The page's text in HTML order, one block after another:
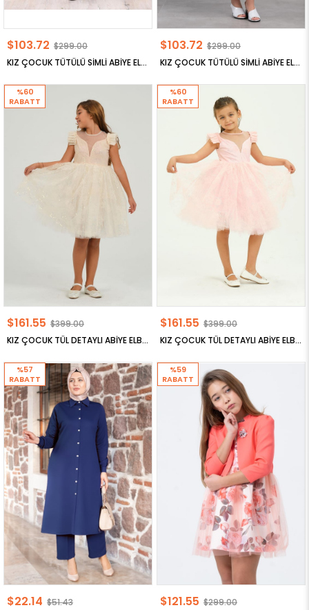
KIZ ÇOCUK TÜTÜLÜ SİMLİ ABİYE ELBİSE
$103.72 $299.00
KIZ ÇOCUK TÜTÜLÜ SİMLİ ABİYE ELBİSE
$103.72 $299.00
KIZ ÇOCUK TÜL DETAYLI ABİYE ELBİSE
$161.55 $399.00
%60
RABATT
KIZ ÇOCUK TÜL DETAYLI ABİYE ELBİSE
$161.55 $399.00
%60
RABATT
$22.14 $51.43
%57
RABATT
$121.55 $299.00
%59
RABATT